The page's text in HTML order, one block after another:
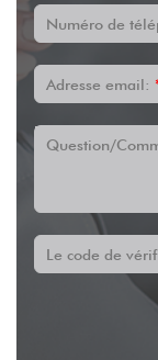
Numéro de
Adresse email:
Question/
Le code de